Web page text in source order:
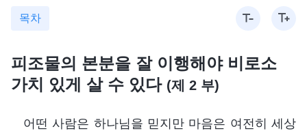
목차
피조물의 본분을 잘 이행해야 비로소
가치 있게 살 수 있다 (제 2 부)
어떤 사람은 하나님을 믿지만 마음은 여전히 세상